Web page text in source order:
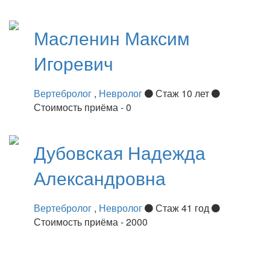
Масленин Максим
Игоревич
Вертебролог , Невролог
Стаж 10 лет
Стоимость приёма - 0
Дубовская Надежда
Александровна
Вертебролог , Невролог
Стаж 41 год
Стоимость приёма - 2000